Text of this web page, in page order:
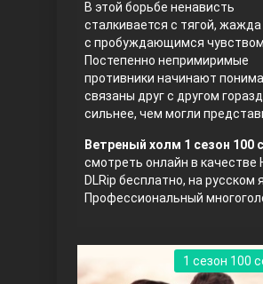
Три сестры
В этой борьбе ненависть
сталкивается с тягой,
с пробуждающимся чувством.
Постепенно непримиримые
противники начинают
связаны друг с другом
сильнее, чем могли
Ветреный холм 1 сезон 100
смотреть онлайн в качестве
DLRip бесплатно, на русском
Профессиональный
1 сезон 100